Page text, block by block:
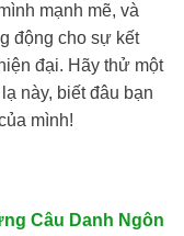
mạnh mẽ, và
động cho sự kết
đại. Hãy thử một
này, biết đâu bạn
mình!
Câu Danh Ngôn